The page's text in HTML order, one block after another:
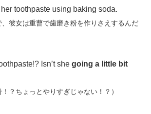
toothpaste using baking soda.
、彼女は重曹で歯磨き粉を作りさえするんだ
Isn’t she going a little bit
！？ちょっとやりすぎじゃない！？）